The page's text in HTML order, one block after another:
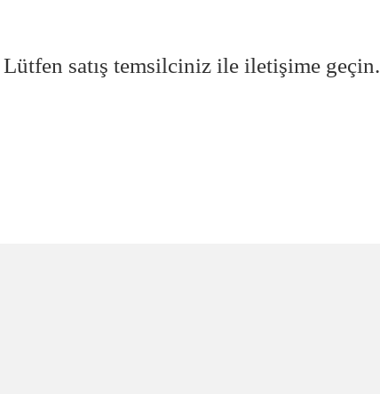
Lütfen satış temsilciniz ile iletişime geçin.